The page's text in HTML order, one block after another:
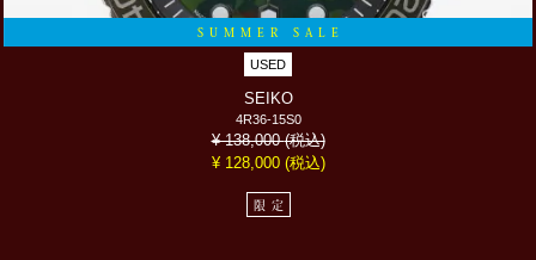
SUMMER SALE
USED
SEIKO
4R36-15S0
¥ 138,000(税込)
¥ 128,000 (税込)
限定